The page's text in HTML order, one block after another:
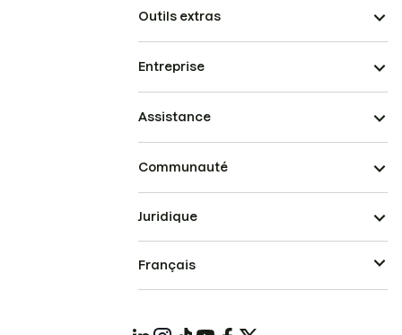
Outils extras
Entreprise
Assistance
Communauté
Juridique
Français